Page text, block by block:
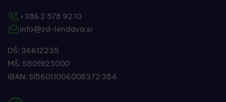
+386 2 578 92 10
info@zd-lendava.si
DŠ: 36612235
MŠ: 5801923000
IBAN: SI56011006008372 384